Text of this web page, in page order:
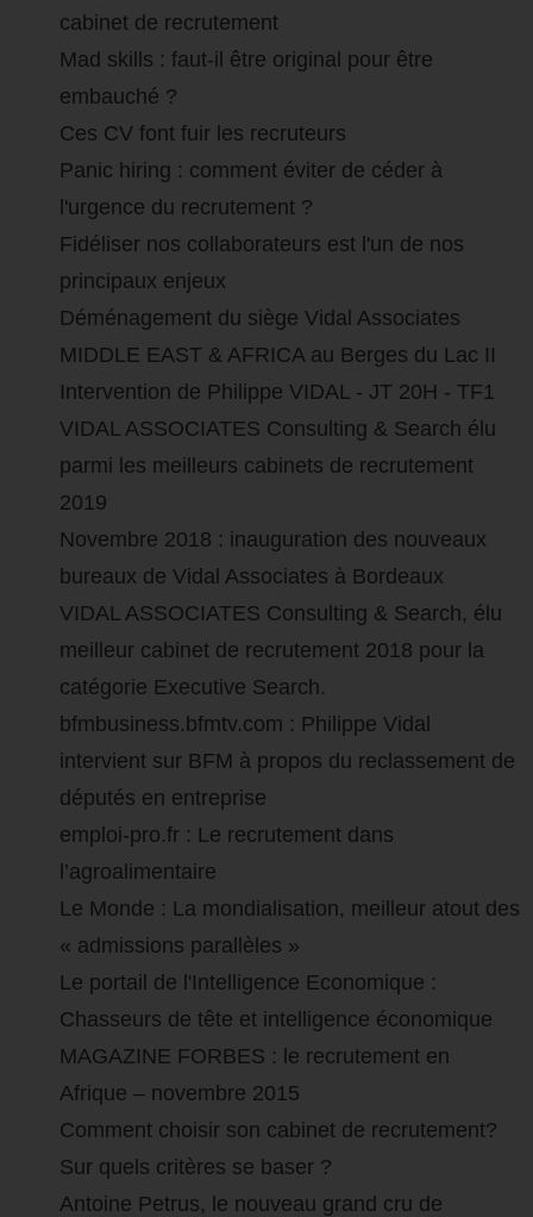
cabinet de recrutement
Mad skills : faut-il être original pour être
embauché ?
Ces CV font fuir les recruteurs
Panic hiring : comment éviter de céder à
l'urgence du recrutement ?
Fidéliser nos collaborateurs est l'un de nos
principaux enjeux
Déménagement du siège Vidal Associates
MIDDLE EAST & AFRICA au Berges du Lac II
Intervention de Philippe VIDAL - JT 20H - TF1
VIDAL ASSOCIATES Consulting & Search élu
parmi les meilleurs cabinets de recrutement
2019
Novembre 2018 : inauguration des nouveaux
bureaux de Vidal Associates à Bordeaux
VIDAL ASSOCIATES Consulting & Search, élu
meilleur cabinet de recrutement 2018 pour la
catégorie Executive Search.
bfmbusiness.bfmtv.com : Philippe Vidal
intervient sur BFM à propos du reclassement de
députés en entreprise
emploi-pro.fr : Le recrutement dans
l’agroalimentaire
Le Monde : La mondialisation, meilleur atout des
« admissions parallèles »
Le portail de l'Intelligence Economique :
Chasseurs de tête et intelligence économique
MAGAZINE FORBES : le recrutement en
Afrique – novembre 2015
Comment choisir son cabinet de recrutement?
Sur quels critères se baser ?
Antoine Petrus, le nouveau grand cru de